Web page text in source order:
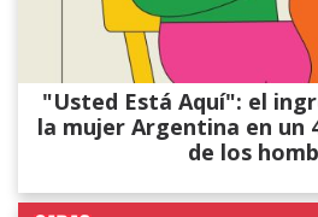
"Usted Está Aquí": el
la mujer Argentina en un
de los